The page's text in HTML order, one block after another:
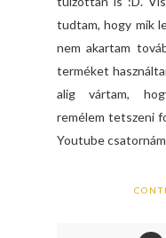
tudtam, hogy mik
nem akartam
terméket
alig vártam,
remélem tetszeni
Youtube